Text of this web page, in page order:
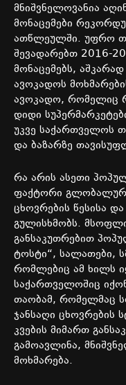
მნიშვნელოვანია
მონაცემები
ათწლეულში. უფრო
შევადარებთ 2016-
მონაცემებს, აშკარად
ავოკადოს
ავოკადო, რომელიც
დიდი
უკვე საქართველოს
და ბაზარზე
რა არის ასეთი
ფაქტორი
ცხოვრების წესისა და
გულისხმობს.
განსაკუთრებით
ტოსტი“, სალათები,
რომლებიც ამ ხილს
საქართველოშიც
თაობამ, რომელმაც
ჯანსაღი ცხოვრების
კვების მიმართ
გამოავლინა,
მოხმარება.